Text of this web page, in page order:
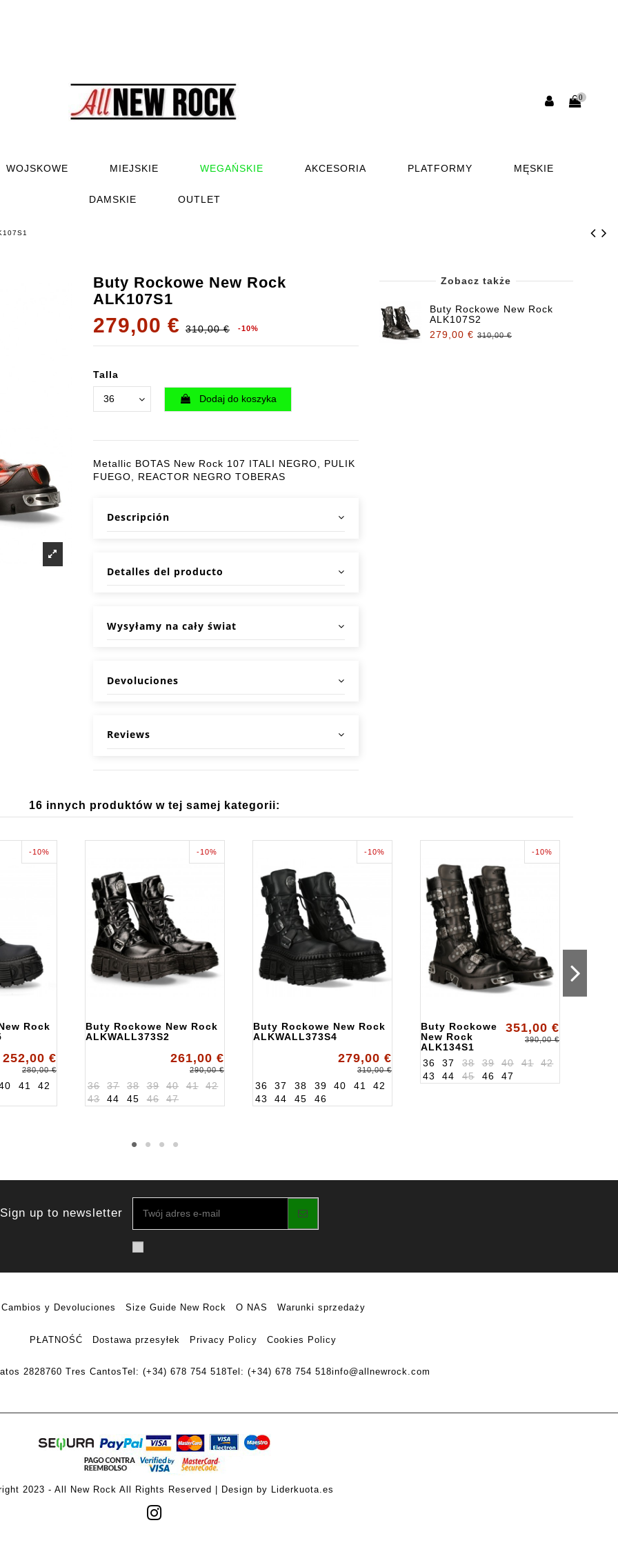
0
WOJSKOWE MIEJSKIE WEGAŃSKIE AKCESORIA PLATFORMY MĘSKIE
DAMSKIE OUTLET
Buty Rockowe New Rock
ALK107S1
279,00 € 310,00 € -10%
Talla
Dodaj do koszyka
Metallic BOTAS New Rock 107 ITALI NEGRO, PULIK
FUEGO, REACTOR NEGRO TOBERAS
Descripción
Detalles del producto
Wysyłamy na cały świat
Devoluciones
Reviews
Zobacz także
Buty Rockowe New Rock
ALK107S2
279,00 € 310,00 €
16 innych produktów w tej samej kategorii:
-10%
Rock
252,00 €
280,00 €
41 42
-10%
Buty Rockowe New Rock
ALKWALL373S2
261,00 €
290,00 €
36 37 38 39 40 41
42
43
44 45 46 47
-10%
Buty Rockowe New Rock
ALKWALL373S4
279,00 €
310,00 €
36 37 38 39 40 41
42
43
44 45 46
-10%
Buty Rockowe
New Rock
ALK134S1
351,00 €
390,00 €
36 37 38 39 40 41
42
43
44 45 46 47
Sign up to newsletter
Cambios y Devoluciones Size Guide New Rock O NAS Warunki sprzedaży
PŁATNOŚĆ Dostawa przesyłek Privacy Policy Cookies Policy
2828760 Tres CantosTel: (+34) 678 754 518Tel: (+34) 678 754 518info@allnewrock.com
2023 - All New Rock All Rights Reserved | Design by Liderkuota.es